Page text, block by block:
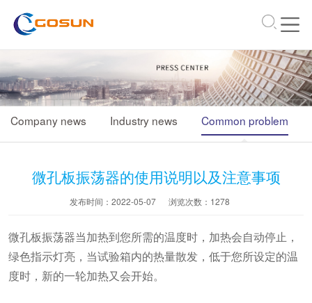
Company news Industry news Common problem
微孔板振荡器的使用说明以及注意事项
发布时间：2022-05-07 浏览次数： 1278
微孔板振荡器当加热到您所需的温度时，加热会自动停止，
绿色指示灯亮，当试验箱内的热量散发，低于您所设定的温
度时，新的一轮加热又会开始。